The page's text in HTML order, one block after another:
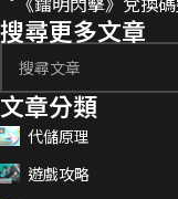
搜尋更多文章
文章分類
代儲原理
遊戲攻略